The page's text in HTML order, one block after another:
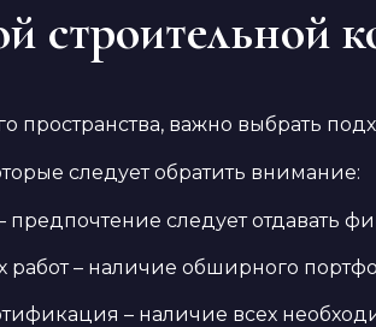
строительной
пространства, важно выбрать
следует обратить внимание:
предпочтение следует отдавать
– наличие обширного
– наличие всех